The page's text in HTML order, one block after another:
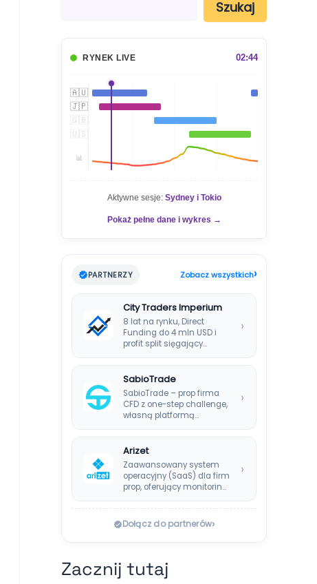
Szukaj
RYNEK LIVE 02:44
🇦🇺
🇯🇵
🇬🇧
🇺🇸
📊
Aktywne sesje: Sydney i Tokio
Pokaż pełne dane i wykres →
PARTNERZY Zobacz wszystkich›
City Traders Imperium
8 lat na rynku, Direct
Funding do 4 mln USD i
profit split sięgający…
›
SabioTrade
SabioTrade – prop firma
CFD z one-step challenge,
własną platformą
wypłatami co…
›
Arizet
Zaawansowany system
operacyjny (SaaS) dla firm
prop, oferujący monitoring
rzeczywistym i…
›
Dołącz do partnerów›
Zacznij tutaj